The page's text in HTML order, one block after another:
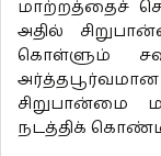
மாற்றத்தைச்
அதில்
கொள்ளும்
சிறுபான்மை
நடத்திக்